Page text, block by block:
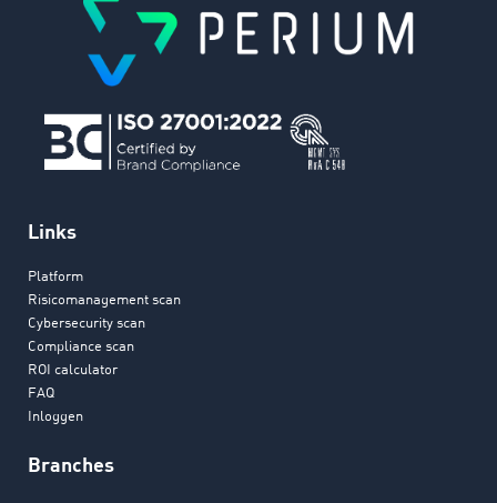
Links
Platform
Risicomanagement scan
Cybersecurity scan
Compliance scan
ROI calculator
FAQ
Inloggen
Branches